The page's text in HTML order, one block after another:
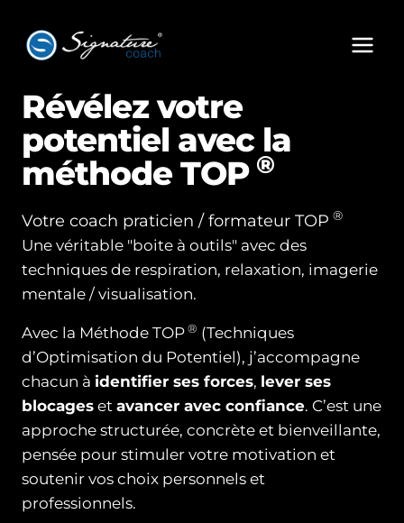
contenu
Révélez votre
potentiel avec la
méthode TOP ®
Votre coach praticien / formateur TOP ®
Une véritable "boite à outils" avec des
techniques de respiration, relaxation, imagerie
mentale / visualisation.
Avec la Méthode TOP ® (Techniques
d’Optimisation du Potentiel), j’accompagne
chacun à identifier ses forces, lever ses
blocages et avancer avec confiance. C’est une
approche structurée, concrète et bienveillante,
pensée pour stimuler votre motivation et
soutenir vos choix personnels et
professionnels.